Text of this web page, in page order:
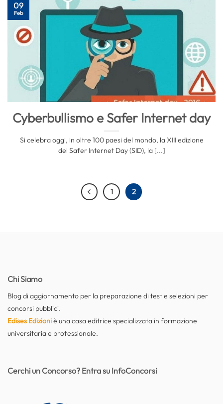
Cyberbullismo e Safer Internet day
Si celebra oggi, in oltre 100 paesi del mondo, la XIII edizione
del Safer Internet Day (SID), la [...]
09
Feb
1 2
Chi Siamo
Blog di aggiornamento per la preparazione di test e selezioni per
concorsi pubblici.
Edises Edizioniè una casa editrice specializzata in formazione
universitaria e professionale.
Cerchi un Concorso? Entra su InfoConcorsi